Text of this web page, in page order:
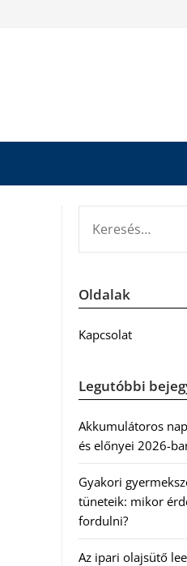
Oldalak
Kapcsolat
Legutóbbi
Akkumulátoros
és előnyei 2026-
Gyakori
tüneteik: mikor
fordulni?
Az ipari olajsütő